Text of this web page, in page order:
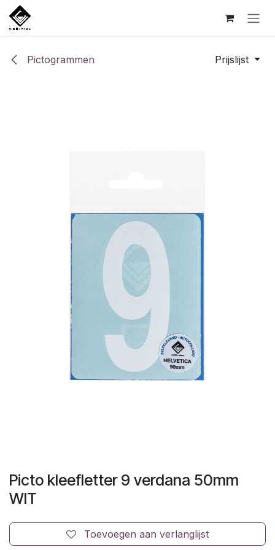
Overslaan naar inhoud
Pictogrammen Prijslijst
Picto kleefletter 9 verdana 50mm
WIT
Toevoegen aan verlanglijst